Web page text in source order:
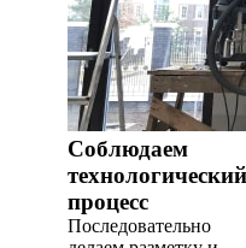
Соблюдаем
технологический
процесс
Последовательно